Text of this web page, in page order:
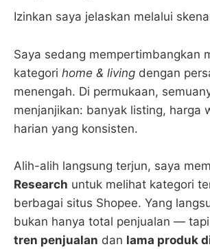
Izinkan saya jelaskan melalui
Saya sedang mempertimbangkan
kategori home & living dengan
menengah. Di permukaan,
menjanjikan: banyak listing, harga
harian yang konsisten.
Alih-alih langsung terjun, saya
Research untuk melihat kategori
berbagai situs Shopee. Yang
bukan hanya total penjualan — tapi
tren penjualan dan lama produk